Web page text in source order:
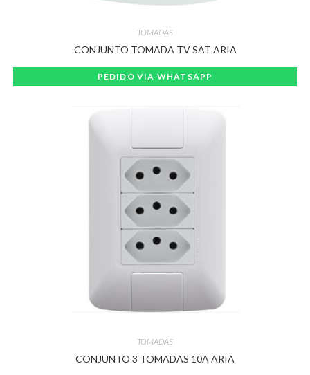
TOMADAS
CONJUNTO TOMADA TV SAT ARIA
PEDIDO VIA WHATSAPP
TOMADAS
CONJUNTO 3 TOMADAS 10A ARIA